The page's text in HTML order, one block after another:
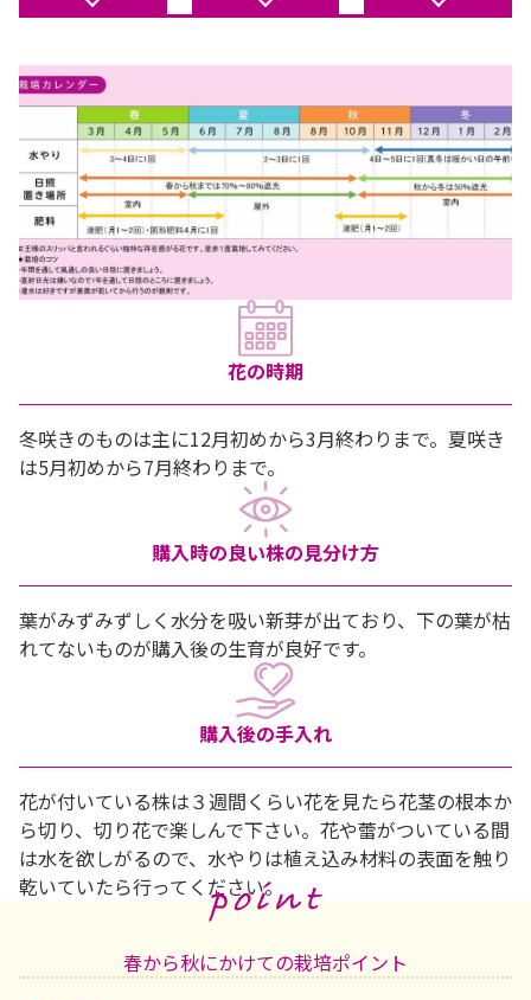
花の時期
冬咲きのものは主に12月初めから3月終わりまで。夏咲き
は5月初めから7月終わりまで。
購入時の良い株の見分け方
葉がみずみずしく水分を吸い新芽が出ており、下の葉が枯
れてないものが購入後の生育が良好です。
購入後の手入れ
花が付いている株は３週間くらい花を見たら花茎の根本か
ら切り、切り花で楽しんで下さい。花や蕾がついている間
は水を欲しがるので、水やりは植え込み材料の表面を触り
乾いていたら行ってください。
春から秋にかけての栽培ポイント